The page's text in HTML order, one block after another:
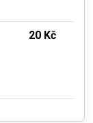
20 Kč